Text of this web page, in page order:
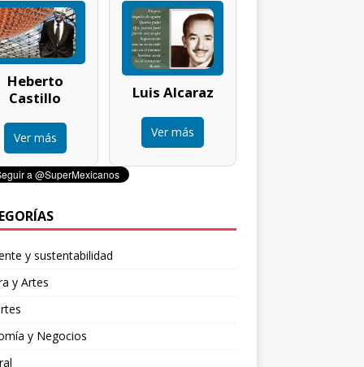
Heberto
Castillo
Ver más
Luis Alcaraz
Ver más
y sustentabilidad
y Artes
y Negocios